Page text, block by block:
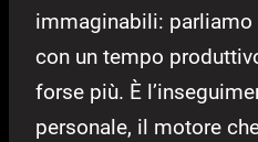
immaginabili:
con un tempo
forse più. È
personale, il motore